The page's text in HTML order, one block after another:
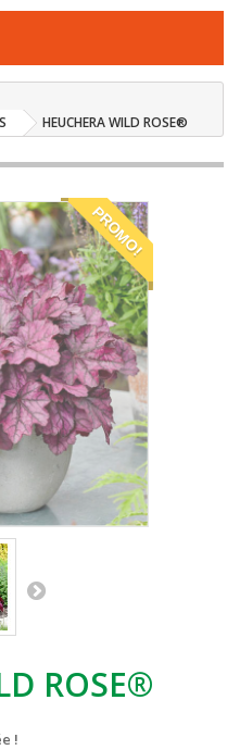
HEUCHERA WILD ROSE®
PROMO!
ROSE®
!